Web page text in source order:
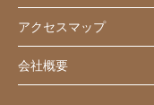
アクセスマップ
会社概要